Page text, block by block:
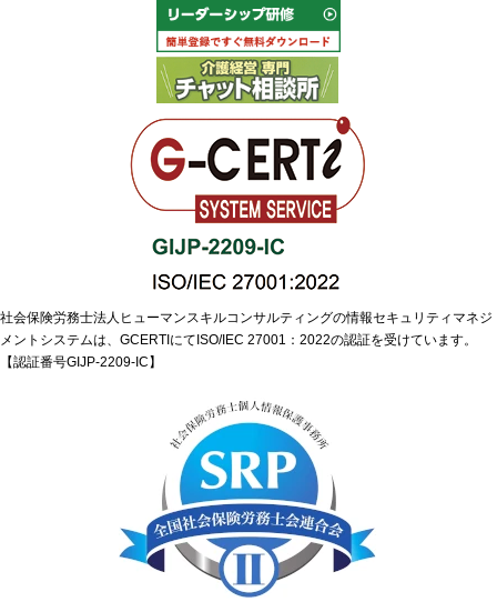
社会保険労務士法人ヒューマンスキルコンサルティングの情報セキュリティマネジ
メントシステムは、GCERTIにてISO/IEC 27001：2022の認証を受けています。
【認証番号GIJP-2209-IC】